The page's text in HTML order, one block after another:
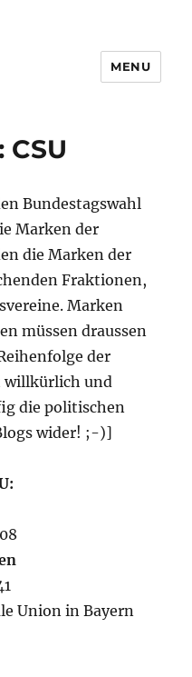
MENU
Bundestagswahl
Marken der
die Marken der
Fraktionen,
Marken
müssen draussen
der
willkürlich und
die politischen
wider! ;-)]
Union in Bayern